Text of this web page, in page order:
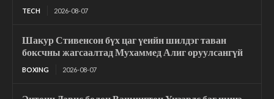
TECH 2026-08-07
Шакур Стивенсон бүх цаг үеийн шилдэг таван
боксчны жагсаалтад Мухаммед Алиг оруулсангүй
BOXING 2026-08-07